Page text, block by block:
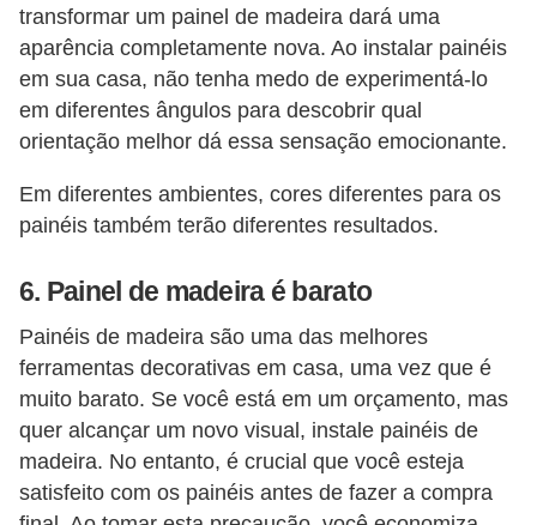
transformar um painel de madeira dará uma
aparência completamente nova. Ao instalar painéis
em sua casa, não tenha medo de experimentá-lo
em diferentes ângulos para descobrir qual
orientação melhor dá essa sensação emocionante.
Em diferentes ambientes, cores diferentes para os
painéis também terão diferentes resultados.
6. Painel de madeira é barato
Painéis de madeira são uma das melhores
ferramentas decorativas em casa, uma vez que é
muito barato. Se você está em um orçamento, mas
quer alcançar um novo visual, instale painéis de
madeira. No entanto, é crucial que você esteja
satisfeito com os painéis antes de fazer a compra